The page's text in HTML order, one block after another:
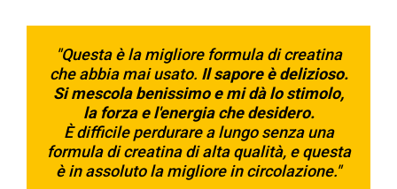
"Questa è la migliore formula di creatina
che abbia mai usato. Il sapore è delizioso.
Si mescola benissimo e mi dà lo stimolo,
la forza e l'energia che desidero.
È difficile perdurare a lungo senza una
formula di creatina di alta qualità, e questa
è in assoluto la migliore in circolazione."